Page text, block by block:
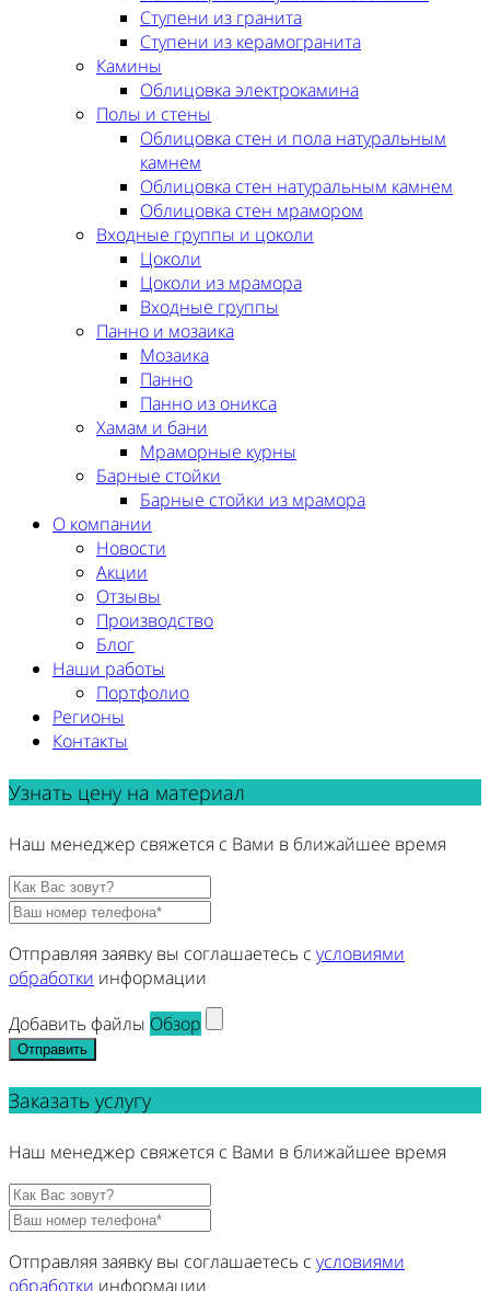
Ступени из гранита
Ступени из керамогранита
Камины
Облицовка электрокамина
Полы и стены
Облицовка стен и пола натуральным
камнем
Облицовка стен натуральным камнем
Облицовка стен мрамором
Входные группы и цоколи
Цоколи
Цоколи из мрамора
Входные группы
Панно и мозаика
Мозаика
Панно
Панно из оникса
Хамам и бани
Мраморные курны
Барные стойки
Барные стойки из мрамора
О компании
Новости
Акции
Отзывы
Производство
Блог
Наши работы
Портфолио
Регионы
Контакты
Узнать цену на материал
Наш менеджер свяжется с Вами в ближайшее время
Отправляя заявку вы соглашаетесь с условиями
обработки информации
Добавить файлы Обзор
Отправить
Заказать услугу
Наш менеджер свяжется с Вами в ближайшее время
Отправляя заявку вы соглашаетесь с условиями
обработки информации